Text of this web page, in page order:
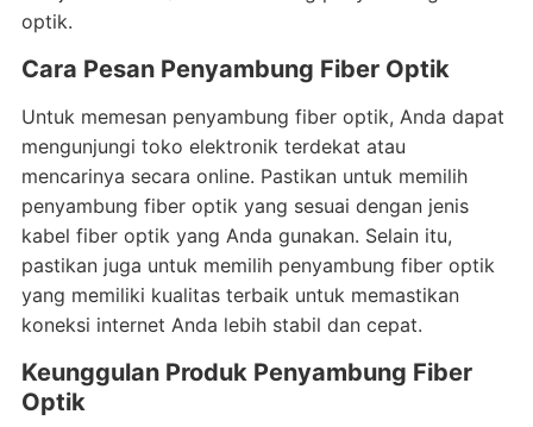
optik.
Cara Pesan Penyambung Fiber Optik
Untuk memesan penyambung fiber optik, Anda dapat
mengunjungi toko elektronik terdekat atau
mencarinya secara online. Pastikan untuk memilih
penyambung fiber optik yang sesuai dengan jenis
kabel fiber optik yang Anda gunakan. Selain itu,
pastikan juga untuk memilih penyambung fiber optik
yang memiliki kualitas terbaik untuk memastikan
koneksi internet Anda lebih stabil dan cepat.
Keunggulan Produk Penyambung Fiber
Optik